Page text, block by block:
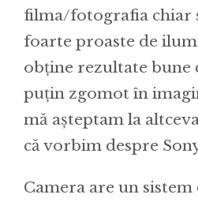
filma/fotografia chiar
foarte proaste de
obține rezultate bune
puțin zgomot în
mă așteptam la
că vorbim despre
Camera are un sistem